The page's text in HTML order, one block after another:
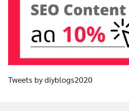
Tweets by diyblogs2020